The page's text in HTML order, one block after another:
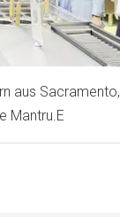
aus Sacramento,
Mantru.E